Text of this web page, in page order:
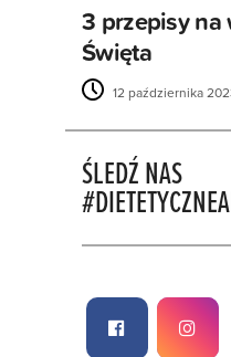
3 przepisy
Święta
12 października
ŚLEDŹ NAS